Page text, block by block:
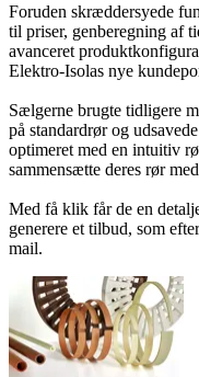
Foruden skræddersyede
til priser, genberegning af
avanceret
Elektro-Isolas nye
Sælgerne brugte tidligere
på standardrør og
optimeret med en intuitiv
sammensætte deres rør
Med få klik får de en
generere et tilbud, som
mail.